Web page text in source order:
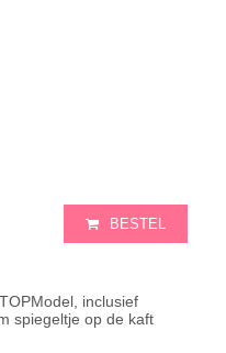
BESTEL
inclusief
spiegeltje op de kaft